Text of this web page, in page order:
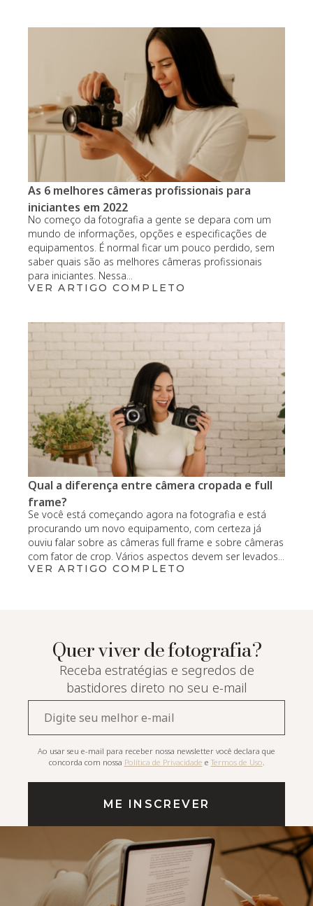
As 6 melhores câmeras profissionais para
iniciantes em 2022
No começo da fotografia a gente se depara com um
mundo de informações, opções e especificações de
equipamentos. É normal ficar um pouco perdido, sem
saber quais são as melhores câmeras profissionais
para iniciantes. Nessa...
VER ARTIGO COMPLETO
Qual a diferença entre câmera cropada e full
frame?
Se você está começando agora na fotografia e está
procurando um novo equipamento, com certeza já
ouviu falar sobre as câmeras full frame e sobre câmeras
com fator de crop. Vários aspectos devem ser levados...
VER ARTIGO COMPLETO
Quer viver de fotografia?
Receba estratégias e segredos de
bastidores direto no seu e-mail
mail*
Ao usar seu e-mail para receber nossa newsletter você declara que
concorda com nossa Política de Privacidade e Termos de Uso
ME INSCREVER